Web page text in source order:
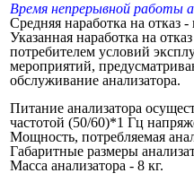
Время непрерывной работы
Средняя наработка на отказ
Указанная наработка на
потребителем условий
мероприятий,
обслуживание анализатора.
Питание анализатора
частотой (50/60)*1 Гц
Мощность, потребляемая
Габаритные размеры
Масса анализатора - 8 кг.